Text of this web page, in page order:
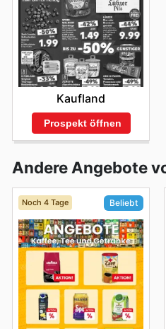
Kaufland
Prospekt öffnen
Andere Angebote
Noch 4 Tage Beliebt